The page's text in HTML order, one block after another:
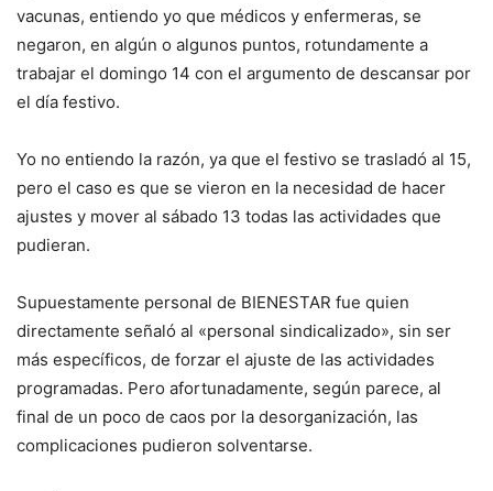
vacunas, entiendo yo que médicos y enfermeras, se
negaron, en algún o algunos puntos, rotundamente a
trabajar el domingo 14 con el argumento de descansar por
el día festivo.
Yo no entiendo la razón, ya que el festivo se trasladó al 15,
pero el caso es que se vieron en la necesidad de hacer
ajustes y mover al sábado 13 todas las actividades que
pudieran.
Supuestamente personal de BIENESTAR fue quien
directamente señaló al «personal sindicalizado», sin ser
más específicos, de forzar el ajuste de las actividades
programadas. Pero afortunadamente, según parece, al
final de un poco de caos por la desorganización, las
complicaciones pudieron solventarse.